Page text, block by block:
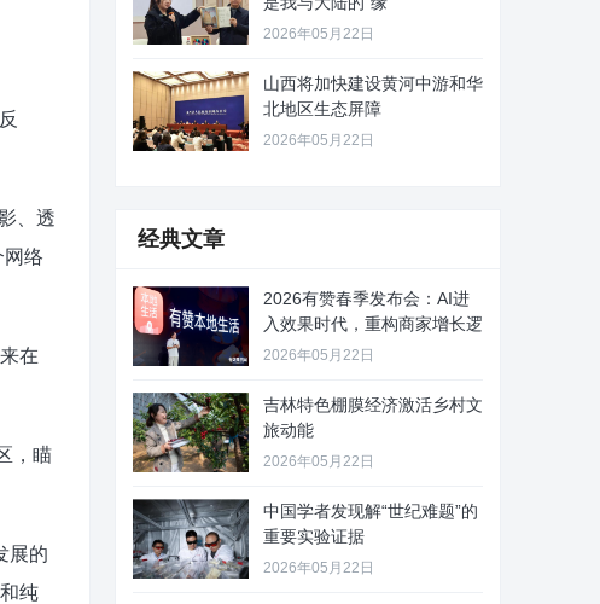
、透
络
在
，瞄
展的
纯
2026年05月22日
山西将加快建设黄河中游和华
北地区生态屏障
2026年05月22日
经典文章
2026有赞春季发布会：AI进
入效果时代，重构商家增长逻
2026年05月22日
吉林特色棚膜经济激活乡村文
旅动能
2026年05月22日
中国学者发现解“世纪难题”的
重要实验证据
2026年05月22日